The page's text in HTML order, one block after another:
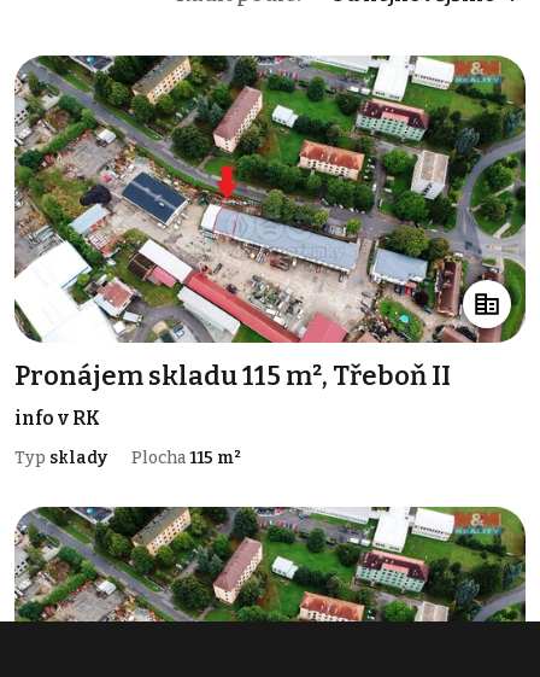
Pronájem skladu 115 m², Třeboň II
info v RK
Typ sklady Plocha115 m²